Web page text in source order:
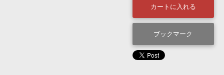
次世代型 ボーカル・エディタ
映像のBGM・セリフを音声分離
カートに入れる
ブックマーク